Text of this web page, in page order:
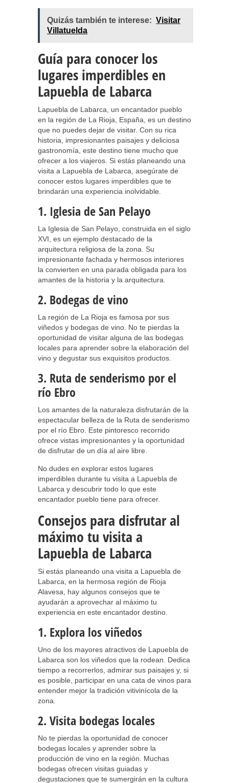
Quizás también te interese: Visitar
Villatuelda
Guía para conocer los
lugares imperdibles en
Lapuebla de Labarca
Lapuebla de Labarca, un encantador pueblo
en la región de La Rioja, España, es un destino
que no puedes dejar de visitar. Con su rica
historia, impresionantes paisajes y deliciosa
gastronomía, este destino tiene mucho que
ofrecer a los viajeros. Si estás planeando una
visita a Lapuebla de Labarca, asegúrate de
conocer estos lugares imperdibles que te
brindarán una experiencia inolvidable.
1. Iglesia de San Pelayo
La Iglesia de San Pelayo, construida en el siglo
XVI, es un ejemplo destacado de la
arquitectura religiosa de la zona. Su
impresionante fachada y hermosos interiores
la convierten en una parada obligada para los
amantes de la historia y la arquitectura.
2. Bodegas de vino
La región de La Rioja es famosa por sus
viñedos y bodegas de vino. No te pierdas la
oportunidad de visitar alguna de las bodegas
locales para aprender sobre la elaboración del
vino y degustar sus exquisitos productos.
3. Ruta de senderismo por el
río Ebro
Los amantes de la naturaleza disfrutarán de la
espectacular belleza de la Ruta de senderismo
por el río Ebro. Este pintoresco recorrido
ofrece vistas impresionantes y la oportunidad
de disfrutar de un día al aire libre.
No dudes en explorar estos lugares
imperdibles durante tu visita a Lapuebla de
Labarca y descubrir todo lo que este
encantador pueblo tiene para ofrecer.
Consejos para disfrutar al
máximo tu visita a
Lapuebla de Labarca
Si estás planeando una visita a Lapuebla de
Labarca, en la hermosa región de Rioja
Alavesa, hay algunos consejos que te
ayudarán a aprovechar al máximo tu
experiencia en este encantador destino.
1. Explora los viñedos
Uno de los mayores atractivos de Lapuebla de
Labarca son los viñedos que la rodean. Dedica
tiempo a recorrerlos, admirar sus paisajes y, si
es posible, participar en una cata de vinos para
entender mejor la tradición vitivinícola de la
zona.
2. Visita bodegas locales
No te pierdas la oportunidad de conocer
bodegas locales y aprender sobre la
producción de vino en la región. Muchas
bodegas ofrecen visitas guiadas y
degustaciones que te sumergirán en la cultura